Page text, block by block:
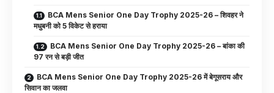
BCA Mens Senior One Day Trophy 2025-26 – शिवहर ने
मधुबनी को 5 विकेट से हराया
BCA Mens Senior One Day Trophy 2025-26 – बांका की
97 रन से बड़ी जीत
BCA Mens Senior One Day Trophy 2025-26 में बेगूसराय और
सिवान का जलवा